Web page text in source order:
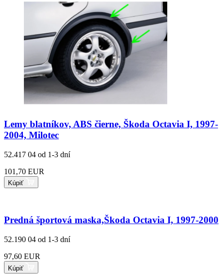
Lemy blatníkov, ABS čierne, Škoda Octavia I, 1997-
2004, Milotec
52.417 04 od 1-3 dní
101,70 EUR
Kúpiť
Predná športová maska,Škoda Octavia I, 1997-2000
52.190 04 od 1-3 dní
97,60 EUR
Kúpiť